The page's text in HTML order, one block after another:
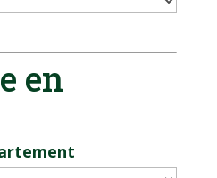
en